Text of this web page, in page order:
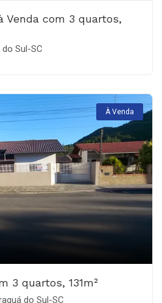
Venda com 3 quartos,
Sul-SC
À Venda
3 quartos, 131m²
do Sul-SC